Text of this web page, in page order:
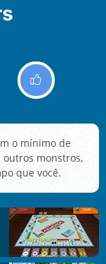
o mínimo de
outros monstros,
que você.